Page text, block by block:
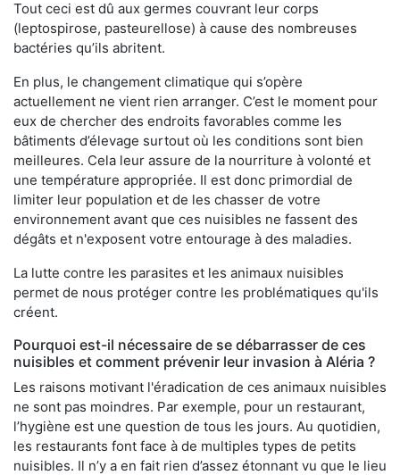
Tout ceci est dû aux germes couvrant leur corps
(leptospirose, pasteurellose) à cause des nombreuses
bactéries qu’ils abritent.
En plus, le changement climatique qui s’opère
actuellement ne vient rien arranger. C’est le moment pour
eux de chercher des endroits favorables comme les
bâtiments d’élevage surtout où les conditions sont bien
meilleures. Cela leur assure de la nourriture à volonté et
une température appropriée. Il est donc primordial de
limiter leur population et de les chasser de votre
environnement avant que ces nuisibles ne fassent des
dégâts et n'exposent votre entourage à des maladies.
La lutte contre les parasites et les animaux nuisibles
permet de nous protéger contre les problématiques qu'ils
créent.
Pourquoi est-il nécessaire de se débarrasser de ces
nuisibles et comment prévenir leur invasion à Aléria ?
Les raisons motivant l'éradication de ces animaux nuisibles
ne sont pas moindres. Par exemple, pour un restaurant,
l’hygiène est une question de tous les jours. Au quotidien,
les restaurants font face à de multiples types de petits
nuisibles. Il n’y a en fait rien d’assez étonnant vu que le lieu